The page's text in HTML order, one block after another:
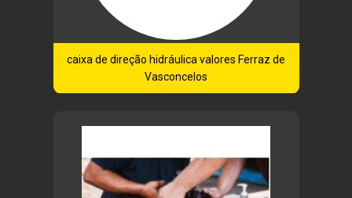
caixa de direção hidráulica valores Ferraz de
Vasconcelos